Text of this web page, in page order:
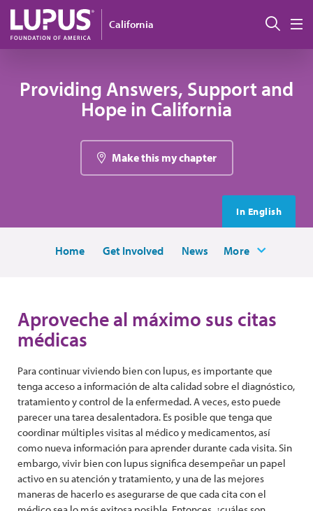
Pasar al contenido principal
California
Providing Answers, Support and
Hope in California
Make this my chapter
In English
Home Get Involved News More
Aproveche al máximo sus citas
médicas
Para continuar viviendo bien con lupus, es importante que
tenga acceso a información de alta calidad sobre el diagnóstico,
tratamiento y control de la enfermedad. A veces, esto puede
parecer una tarea desalentadora. Es posible que tenga que
coordinar múltiples visitas al médico y medicamentos, así
como nueva información para aprender durante cada visita. Sin
embargo, vivir bien con lupus significa desempeñar un papel
activo en su atención y tratamiento, y una de las mejores
maneras de hacerlo es asegurarse de que cada cita con el